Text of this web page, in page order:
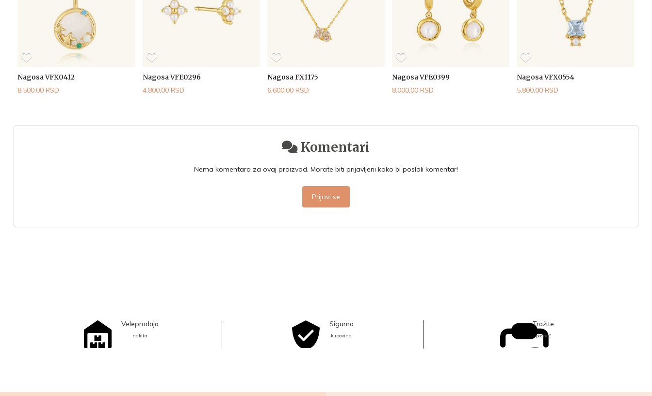
Nagosa VFX0412
8.500,00 RSD
Nagosa VFE0296
4.800,00 RSD
Nagosa FX1175
6.600,00 RSD
Nagosa VFE0399
8.000,00 RSD
Nagosa VFX0554
5.800,00 RSD
Komentari
Nema komentara za ovaj proizvod. Morate biti prijavljeni kako bi poslali komentar!
Prijavi se
Veleprodaja
nakita
Sigurna
kupovina
Tražite
posao?